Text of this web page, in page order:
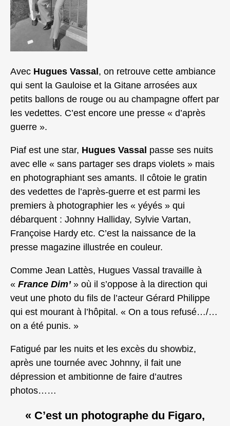
Avec Hugues Vassal, on retrouve cette ambiance
qui sent la Gauloise et la Gitane arrosées aux
petits ballons de rouge ou au champagne offert par
les vedettes. C’est encore une presse « d’après
guerre ».
Piaf est une star, Hugues Vassal passe ses nuits
avec elle « sans partager ses draps violets » mais
en photographiant ses amants. Il côtoie le gratin
des vedettes de l’après-guerre et est parmi les
premiers à photographier les « yéyés » qui
débarquent : Johnny Halliday, Sylvie Vartan,
Françoise Hardy etc. C’est la naissance de la
presse magazine illustrée en couleur.
Comme Jean Lattès, Hugues Vassal travaille à
« France Dim’ » où il s’oppose à la direction qui
veut une photo du fils de l’acteur Gérard Philippe
qui est mourant à l’hôpital. « On a tous refusé…/…
on a été punis. »
Fatigué par les nuits et les excès du showbiz,
après une tournée avec Johnny, il fait une
dépression et ambitionne de faire d’autres
photos……
« C’est un photographe du Figaro,